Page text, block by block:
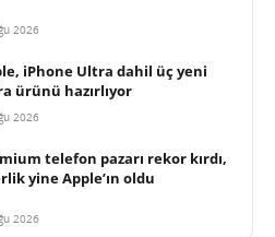
2026
iPhone Ultra dahil üç yeni
ürünü hazırlıyor
2026
telefon pazarı rekor kırdı,
yine Apple’ın oldu
2026